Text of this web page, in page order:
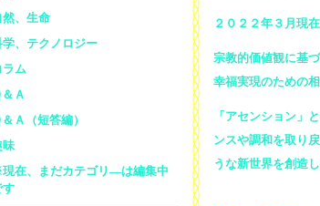
２０２２年３月現
宗教的価値観に基
幸福実現のための
「アセンション」
ンスや調和を取り
うな新世界を創造
然、生命
学、テクノロジー
ラム
＆Ａ
＆Ａ（短答編）
味
在、まだカテゴリ—は編集中
す